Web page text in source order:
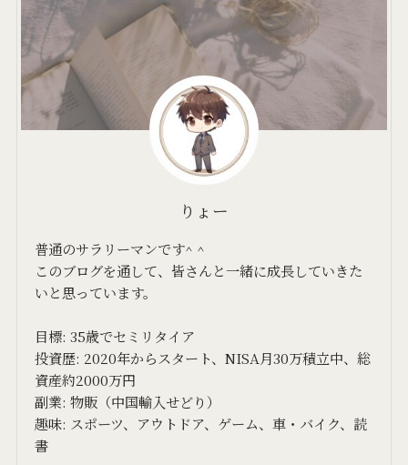
りょー
普通のサラリーマンです^ ^
このブログを通して、皆さんと一緒に成長していきた
いと思っています。
目標: 35歳でセミリタイア
投資歴: 2020年からスタート、NISA月30万積立中、総
資産約2000万円
副業: 物販（中国輸入せどり）
趣味: スポーツ、アウトドア、ゲーム、車・バイク、読
書